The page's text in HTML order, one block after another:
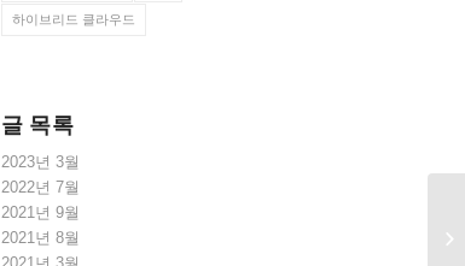
하이브리드 클라우드
글 목록
2023년 3월
2022년 7월
2021년 9월
2021년 8월